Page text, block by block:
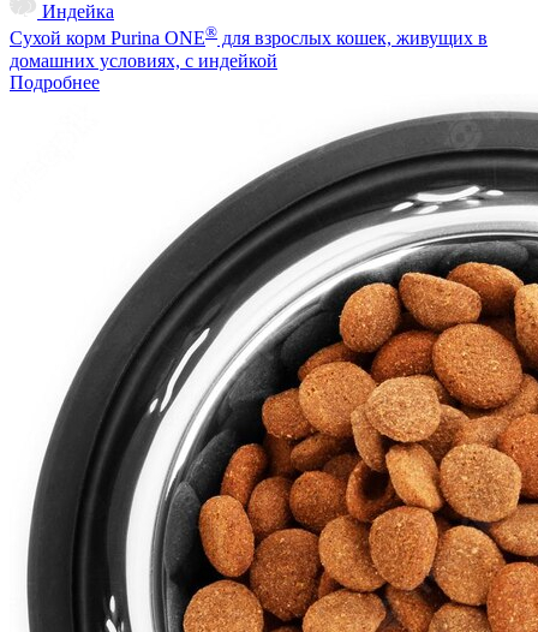
Индейка
Сухой корм Purina ONE® для взрослых кошек, живущих в
домашних условиях, с индейкой
Подробнее